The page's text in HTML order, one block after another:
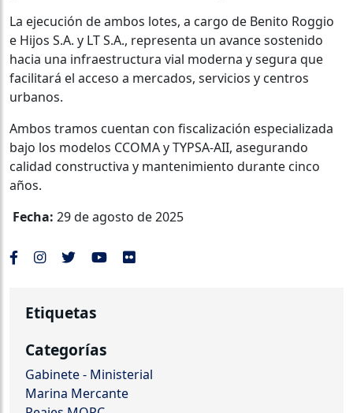
La ejecución de ambos lotes, a cargo de Benito Roggio
e Hijos S.A. y LT S.A., representa un avance sostenido
hacia una infraestructura vial moderna y segura que
facilitará el acceso a mercados, servicios y centros
urbanos.
Ambos tramos cuentan con fiscalización especializada
bajo los modelos CCOMA y TYPSA-AII, asegurando
calidad constructiva y mantenimiento durante cinco
años.
Fecha: 29 de agosto de 2025
Etiquetas
Categorías
Gabinete - Ministerial
Marina Mercante